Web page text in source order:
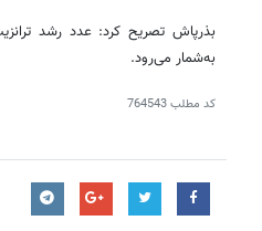
به‌شمار می‌رود.
کد مطلب764543